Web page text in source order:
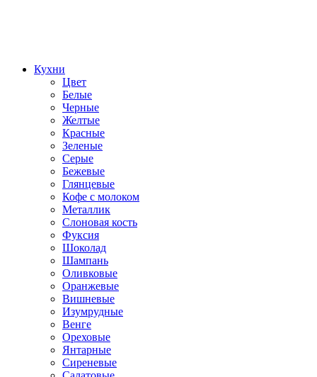
Кухни
Цвет
Белые
Черные
Желтые
Красные
Зеленые
Серые
Бежевые
Глянцевые
Кофе с молоком
Металлик
Слоновая кость
Фуксия
Шоколад
Шампань
Оливковые
Оранжевые
Вишневые
Изумрудные
Венге
Ореховые
Янтарные
Сиреневые